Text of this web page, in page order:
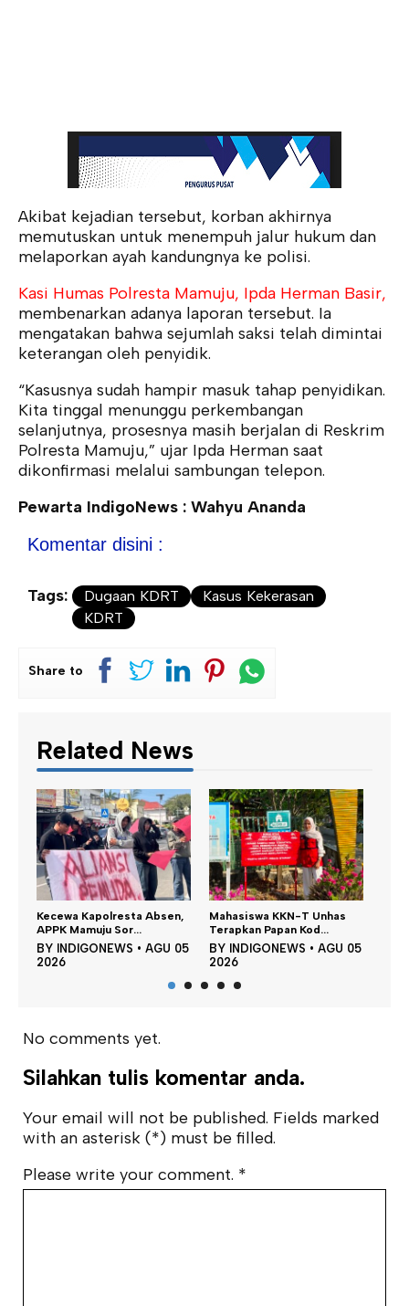
Akibat kejadian tersebut, korban akhirnya
memutuskan untuk menempuh jalur hukum dan
melaporkan ayah kandungnya ke polisi.
Kasi Humas Polresta Mamuju, Ipda Herman Basir,
membenarkan adanya laporan tersebut. Ia
mengatakan bahwa sejumlah saksi telah dimintai
keterangan oleh penyidik.
“Kasusnya sudah hampir masuk tahap penyidikan.
Kita tinggal menunggu perkembangan
selanjutnya, prosesnya masih berjalan di Reskrim
Polresta Mamuju,” ujar Ipda Herman saat
dikonfirmasi melalui sambungan telepon.
Pewarta IndigoNews : Wahyu Ananda
Komentar disini :
Tags: Dugaan KDRT
Kasus Kekerasan
KDRT
Share to
Related News
Kapolresta Absen,
Mamuju Sor...
INDIGONEWS •AGU 05
Mahasiswa KKN-T Unhas
Terapkan Papan Kod...
BY INDIGONEWS •AGU 05
Satu DPO
BY
No comments yet.
Silahkan tulis komentar anda.
Your email will not be published. Fields marked
with an asterisk (*) must be filled.
Please write your comment. *